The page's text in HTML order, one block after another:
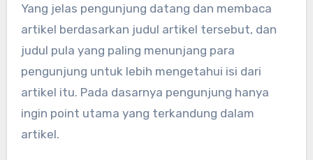
Yang jelas pengunjung datang dan membaca
artikel berdasarkan judul artikel tersebut, dan
judul pula yang paling menunjang para
pengunjung untuk lebih mengetahui isi dari
artikel itu. Pada dasarnya pengunjung hanya
ingin point utama yang terkandung dalam
artikel.